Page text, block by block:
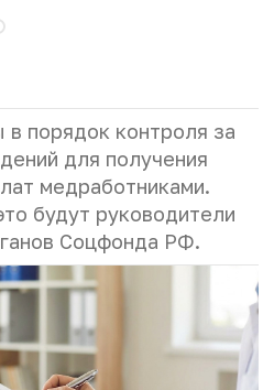
порядок контроля за
для получения
медработниками.
будут руководители
Соцфонда РФ.